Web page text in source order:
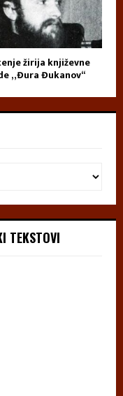
žirija književne
„Đura Đukanov“
TEKSTOVI